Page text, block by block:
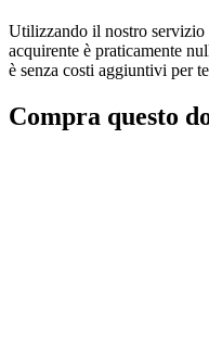
Utilizzando il nostro
acquirente è praticamente
è senza costi aggiuntivi per
Compra questo